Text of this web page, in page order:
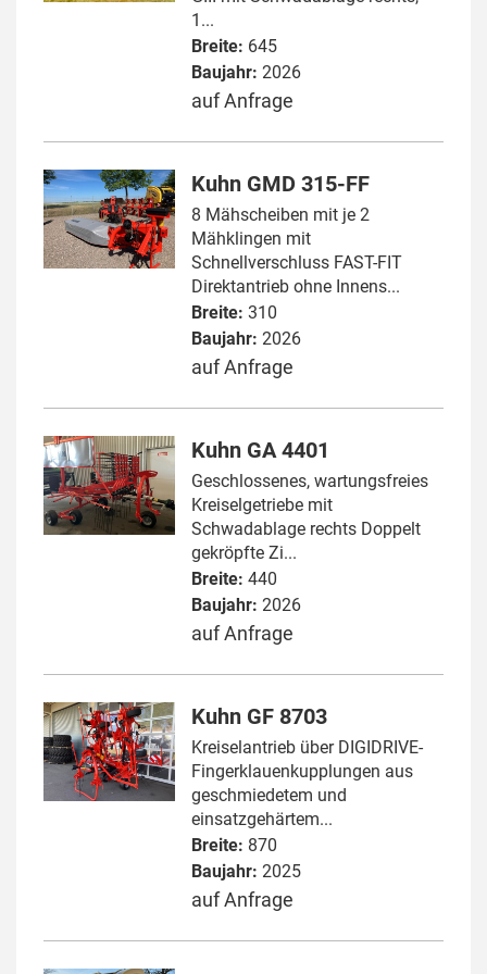
1...
Breite: 645
Baujahr: 2026
auf Anfrage
Kuhn GMD 315-FF
8 Mähscheiben mit je 2
Mähklingen mit
Schnellverschluss FAST-FIT
Direktantrieb ohne Innens...
Breite: 310
Baujahr: 2026
auf Anfrage
Kuhn GA 4401
Geschlossenes, wartungsfreies
Kreiselgetriebe mit
Schwadablage rechts Doppelt
gekröpfte Zi...
Breite: 440
Baujahr: 2026
auf Anfrage
Kuhn GF 8703
Kreiselantrieb über DIGIDRIVE-
Fingerklauenkupplungen aus
geschmiedetem und
einsatzgehärtem...
Breite: 870
Baujahr: 2025
auf Anfrage